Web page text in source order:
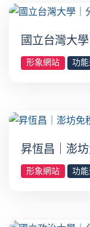
國立台灣大
形象網站 功
昇恆昌｜澎
形象網站 功